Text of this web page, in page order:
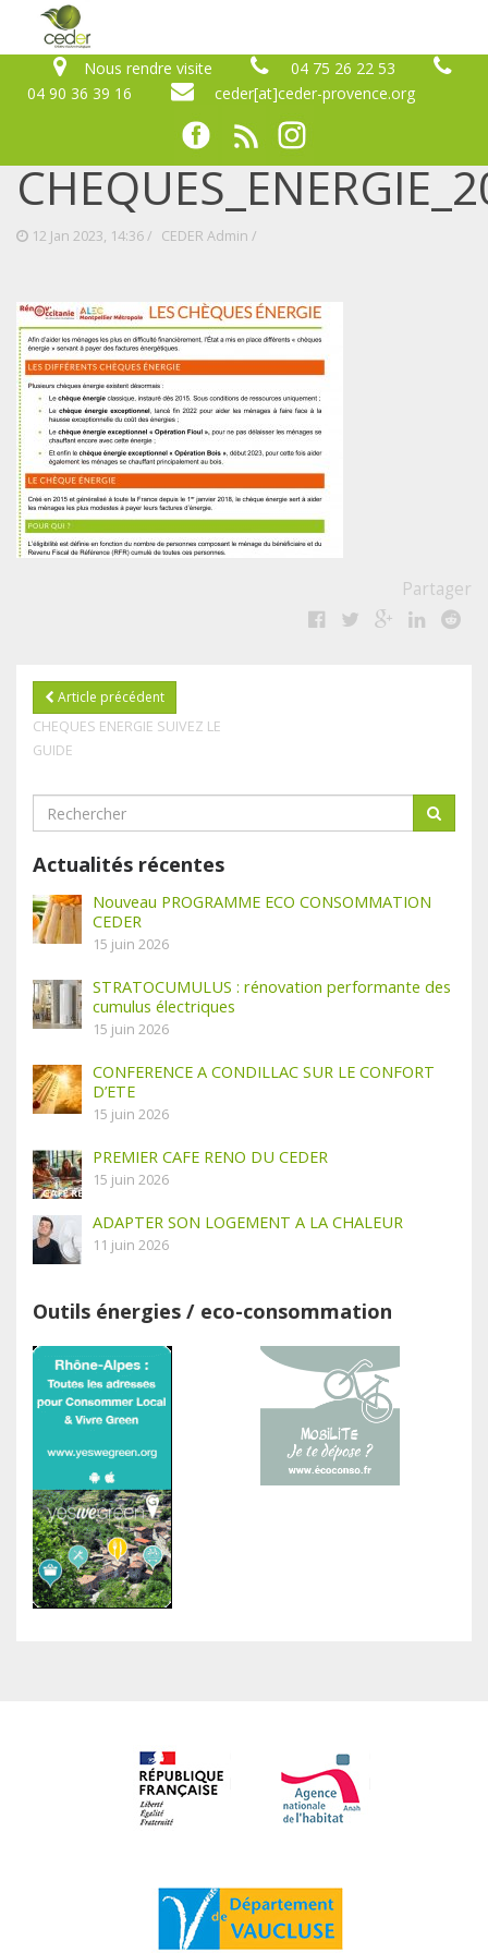
Nous rendre visite
04 75 26 22 53
04 90 36 39 16
ceder[at]ceder-provence.org
12 Jan 2023, 14:36 / CEDER Admin /
Partager
Article précédent
CHEQUES ENERGIE SUIVEZ LE
GUIDE
Actualités récentes
Nouveau PROGRAMME ECO CONSOMMATION
CEDER
15 juin 2026
STRATOCUMULUS : rénovation performante des
cumulus électriques
15 juin 2026
CONFERENCE A CONDILLAC SUR LE CONFORT
D’ETE
15 juin 2026
PREMIER CAFE RENO DU CEDER
15 juin 2026
ADAPTER SON LOGEMENT A LA CHALEUR
11 juin 2026
Outils énergies / eco-consommation